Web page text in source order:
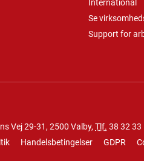
International
Se
Support for
Vej 29-31, 2500 Valby, Tlf. 38 32 33
Handelsbetingelser GDPR